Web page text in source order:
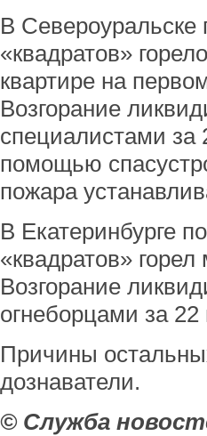
В
«квадратов»
квартире на
Возгорание
специалистами
помощью
пожара
В Екатеринбурге
«квадратов»
Возгорание
огнеборцами за
Причины
дознаватели.
© Служба